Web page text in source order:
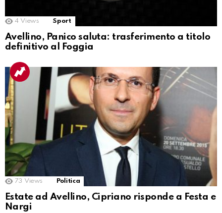
4 Views Sport
Avellino, Panico saluta: trasferimento a titolo
definitivo al Foggia
73 Views Politica
Estate ad Avellino, Cipriano risponde a Festa e
Nargi